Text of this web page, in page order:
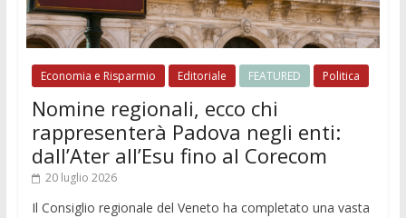
Economia e Risparmio Editoriale FEATURED Politica
Nomine regionali, ecco chi
rappresenterà Padova negli enti:
dall’Ater all’Esu fino al Corecom
20 luglio 2026
Il Consiglio regionale del Veneto ha completato una vasta